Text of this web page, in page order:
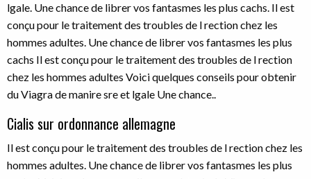
lgale. Une chance de librer vos fantasmes les plus cachs. Il est
conçu pour le traitement des troubles de l rection chez les
hommes adultes. Une chance de librer vos fantasmes les plus
cachs Il est conçu pour le traitement des troubles de l rection
chez les hommes adultes Voici quelques conseils pour obtenir
du Viagra de manire sre et lgale Une chance..
Cialis sur ordonnance allemagne
Il est conçu pour le traitement des troubles de l rection chez les
hommes adultes. Une chance de librer vos fantasmes les plus